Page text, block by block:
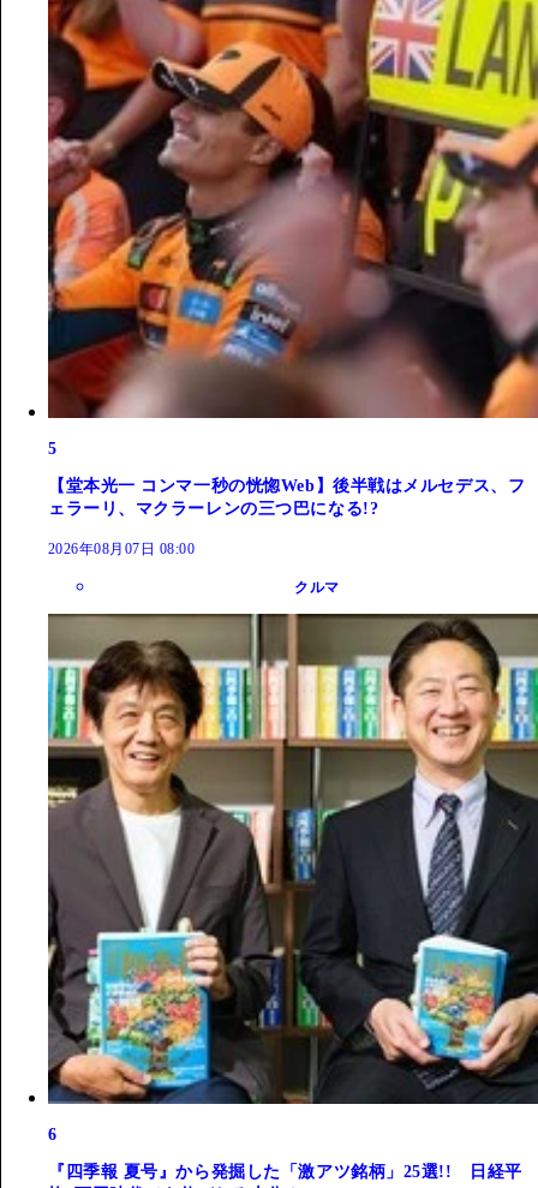
5
【堂本光一 コンマ一秒の恍惚Web】後半戦はメルセデス、フ
ェラーリ、マクラーレンの三つ巴になる!?
2026年08月07日 08:00
クルマ
6
『四季報 夏号』から発掘した「激アツ銘柄」25選!! 日経平